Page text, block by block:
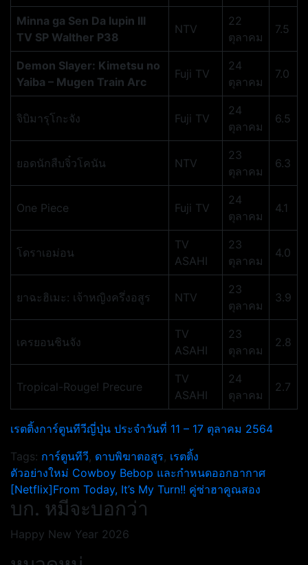
Minna ga Sen Da lupin III
TV SP Walther P38
NTV
22
ตุลาคม
7.5
Demon Slayer: Kimetsu no
Yaiba – Mugen Train Arc
Fuji TV
24
ตุลาคม
7.0
จิบิมารุโกะจัง Fuji TV
24
ตุลาคม
6.5
ยอดนักสืบจิ๋วโคนัน NTV
23
ตุลาคม
6.3
One Piece Fuji TV
24
ตุลาคม
4.1
โดราเอม่อน
TV
ASAHI
23
ตุลาคม
4.0
ยาฉะฮิเมะ: เจ้าหญิงครึ่งอสูร NTV
23
ตุลาคม
3.9
เครยอนชินจัง
TV
ASAHI
23
ตุลาคม
2.8
Tropical-Rouge! Precure
TV
ASAHI
24
ตุลาคม
2.7
เรตติ้งการ์ตูนทีวีญี่ปุ่น ประจำวันที่ 11 – 17 ตุลาคม 2564
Tags: การ์ตูนทีวี, ดาบพิฆาตอสูร, เรตติ้ง
แนะแนว
เรื่อง
ตัวอย่างใหม่ Cowboy Bebop และกำหนดออกอากาศ
[Netflix]From Today, It’s My Turn!! คู่ซ่าฮาคูณสอง
บก. หมีจะบอกว่า
Happy New Year 2026